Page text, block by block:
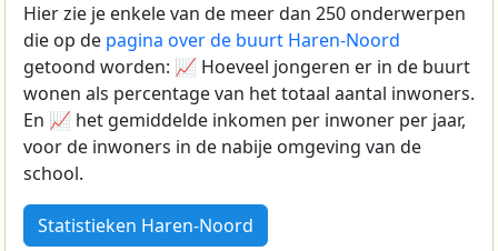
Hier zie je enkele van de meer dan 250 onderwerpen
die op de pagina over de buurt Haren-Noord
getoond worden: 📈 Hoeveel jongeren er in de buurt
wonen als percentage van het totaal aantal inwoners.
En 📈 het gemiddelde inkomen per inwoner per jaar,
voor de inwoners in de nabije omgeving van de
school.
Statistieken Haren-Noord